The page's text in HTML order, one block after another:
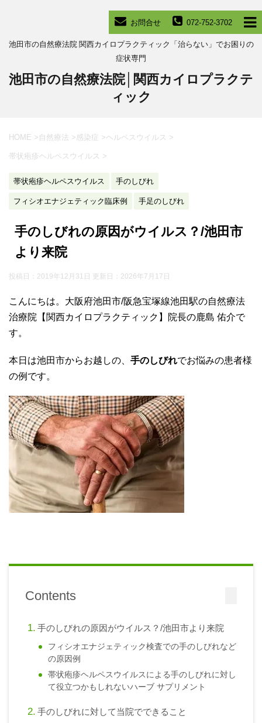
072-752-3702
お問合せ
池田市の自然療法院 関西カイロプラクティック「治らない」でお困りの
症状専門
池田市の自然療法院│関西カイロプラクテ
ィック
HOME > 自然療法 >感染症 >ヘルペスウイルス >
帯状疱疹ヘルペスウイルス >
帯状疱疹ヘルペスウイルス 手のしびれ
フィシオエナジェティック臨床例 手足のしびれ
手のしびれの原因がウイルス？/池田市
より来院
投稿日：2019年12月31日 更新日： 2026年7月17日
こんにちは。大阪府池田市/阪急宝塚線池田駅の自然療法
治療院【関西カイロプラクティック】院長の鹿島 佑介で
す。
本日は池田市からお越しの、 手のしびれでお悩みの患者様
の例です。
Contents
手のしびれの原因がウイルス？/池田市より来院
フィシオエナジェティック検査での手のしびれなど
の原因例
帯状疱疹ヘルペスウイルスによる手のしびれに対し
て役立つかもしれないハーブ サプリメント
手のしびれに対して当院でできること